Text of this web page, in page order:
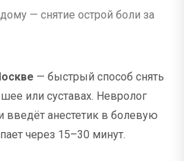
— снятие острой боли за
— быстрый способ снять
или суставах. Невролог
анестетик в болевую
через 15–30 минут.